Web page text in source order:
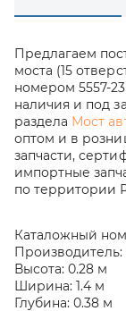
Предлагаем
моста (15
номером 5557-
наличия и под
раздела Мост
оптом и в
запчасти,
импортные
по территории
Каталожный
Производитель:
Высота: 0.28 м
Ширина: 1.4 м
Глубина: 0.38 м